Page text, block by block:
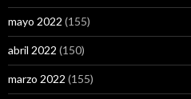
mayo 2022 (155)
abril 2022 (150)
marzo 2022 (155)